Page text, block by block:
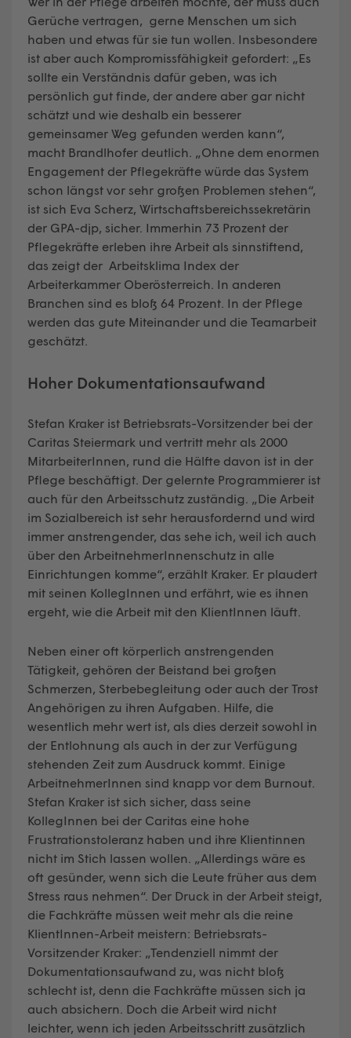
Gerüche vertragen, gerne Menschen um sich
haben und etwas für sie tun wollen. Insbesondere
ist aber auch Kompromissfähigkeit gefordert: „Es
sollte ein Verständnis dafür geben, was ich
persönlich gut finde, der andere aber gar nicht
schätzt und wie deshalb ein besserer
gemeinsamer Weg gefunden werden kann“,
macht Brandlhofer deutlich. „Ohne dem enormen
Engagement der Pflegekräfte würde das System
schon längst vor sehr großen Problemen stehen“,
ist sich Eva Scherz, Wirtschaftsbereichssekretärin
der GPA-djp, sicher. Immerhin 73 Prozent der
Pflegekräfte erleben ihre Arbeit als sinnstiftend,
das zeigt der Arbeitsklima Index der
Arbeiterkammer Oberösterreich. In anderen
Branchen sind es bloß 64 Prozent. In der Pflege
werden das gute Miteinander und die Teamarbeit
geschätzt.
Hoher Dokumentationsaufwand
Stefan Kraker ist Betriebsrats-Vorsitzender bei der
Caritas Steiermark und vertritt mehr als 2000
MitarbeiterInnen, rund die Hälfte davon ist in der
Pflege beschäftigt. Der gelernte Programmierer ist
auch für den Arbeitsschutz zuständig. „Die Arbeit
im Sozialbereich ist sehr herausfordernd und wird
immer anstrengender, das sehe ich, weil ich auch
über den ArbeitnehmerInnenschutz in alle
Einrichtungen komme“, erzählt Kraker. Er plaudert
mit seinen KollegInnen und erfährt, wie es ihnen
ergeht, wie die Arbeit mit den KlientInnen läuft.
Neben einer oft körperlich anstrengenden
Tätigkeit, gehören der Beistand bei großen
Schmerzen, Sterbebegleitung oder auch der Trost
Angehörigen zu ihren Aufgaben. Hilfe, die
wesentlich mehr wert ist, als dies derzeit sowohl in
der Entlohnung als auch in der zur Verfügung
stehenden Zeit zum Ausdruck kommt. Einige
ArbeitnehmerInnen sind knapp vor dem Burnout.
Stefan Kraker ist sich sicher, dass seine
KollegInnen bei der Caritas eine hohe
Frustrationstoleranz haben und ihre Klientinnen
nicht im Stich lassen wollen. „Allerdings wäre es
oft gesünder, wenn sich die Leute früher aus dem
Stress raus nehmen“. Der Druck in der Arbeit steigt,
die Fachkräfte müssen weit mehr als die reine
KlientInnen-Arbeit meistern: Betriebsrats-
Vorsitzender Kraker: „Tendenziell nimmt der
Dokumentationsaufwand zu, was nicht bloß
schlecht ist, denn die Fachkräfte müssen sich ja
auch absichern. Doch die Arbeit wird nicht
leichter, wenn ich jeden Arbeitsschritt zusätzlich